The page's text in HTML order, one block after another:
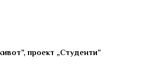
проект „Студенти”